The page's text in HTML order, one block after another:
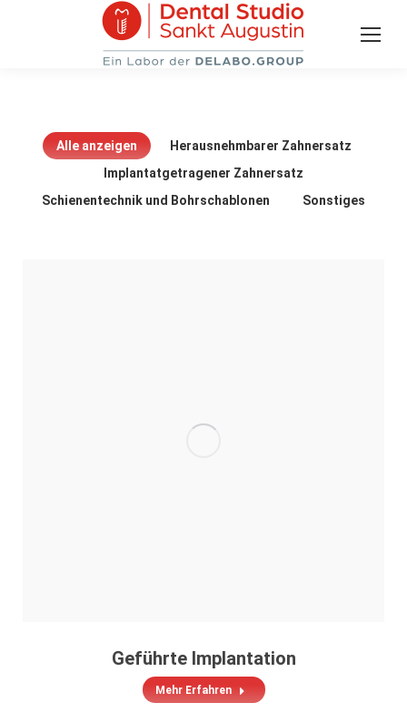
Alle anzeigen
Herausnehmbarer Zahnersatz
Implantatgetragener Zahnersatz
Schienentechnik und Bohrschablonen
Sonstiges
Geführte Implantation
Mehr Erfahren